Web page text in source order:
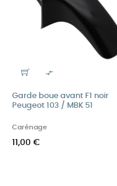

Garde boue avant F1 noir
Peugeot 103 / MBK 51
Carénage
11,00 €